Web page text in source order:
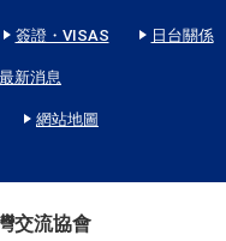
簽證・VISAS 日台關係
最新消息
網站地圖
交流協會